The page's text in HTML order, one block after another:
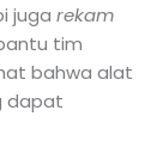
jugarekam
tim
bahwa alat
dapat